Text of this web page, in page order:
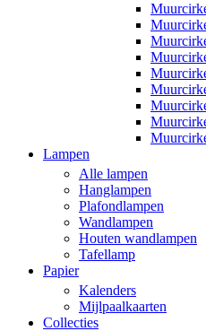
Lampen
Alle lampen
Hanglampen
Plafondlampen
Wandlampen
Houten wandlampen
Tafellamp
Papier
Kalenders
Mijlpaalkaarten
Collecties